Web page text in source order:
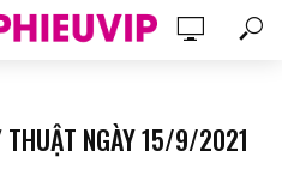
THUẬT NGÀY 15/9/2021